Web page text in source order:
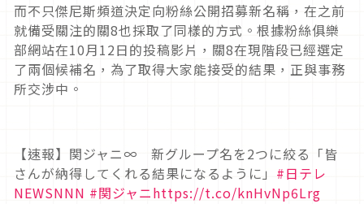
而不只傑尼斯頻道決定向粉絲公開招募新名稱，在之前
就備受關注的關8也採取了同樣的方式。根據粉絲俱樂
部網站在10月12日的投稿影片，關8在現階段已經選定
了兩個候補名，為了取得大家能接受的結果，正與事務
所交涉中。
【速報】関ジャニ∞ 新グループ名を2つに絞る「皆
さんが納得してくれる結果になるように」 #日テレ
NEWSNNN #関ジャニhttps://t.co/knHvNp6Lrg